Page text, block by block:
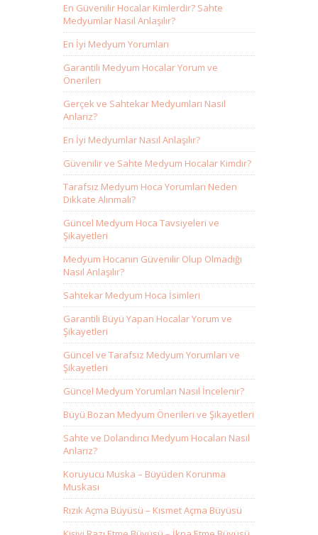
En Güvenilir Hocalar Kimlerdir? Sahte
Medyumlar Nasıl Anlaşılır?
En İyi Medyum Yorumları
Garantili Medyum Hocalar Yorum ve
Önerileri
Gerçek ve Sahtekar Medyumları Nasıl
Anlarız?
En İyi Medyumlar Nasıl Anlaşılır?
Güvenilir ve Sahte Medyum Hocalar Kimdir?
Tarafsız Medyum Hoca Yorumları Neden
Dikkate Alınmalı?
Güncel Medyum Hoca Tavsiyeleri ve
Şikayetleri
Medyum Hocanın Güvenilir Olup Olmadığı
Nasıl Anlaşılır?
Sahtekar Medyum Hoca İsimleri
Garantili Büyü Yapan Hocalar Yorum ve
Şikayetleri
Güncel ve Tarafsız Medyum Yorumları ve
Şikayetleri
Güncel Medyum Yorumları Nasıl İncelenir?
Büyü Bozan Medyum Önerileri ve Şikayetleri
Sahte ve Dolandırıcı Medyum Hocaları Nasıl
Anlarız?
Koruyucu Muska – Büyüden Korunma
Muskası
Rızık Açma Büyüsü – Kısmet Açma Büyüsü